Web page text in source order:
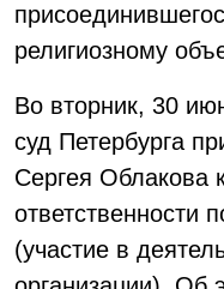
религиозному
Во вторник, 30
суд Петербурга
Сергея Облакова
ответственности
(участие в